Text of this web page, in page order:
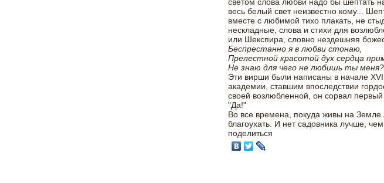
весь белый свет неизвестно кому...
вместе с любимой тихо плакать, не
нескладные, слова и стихи для
или Шекспира, словно нездешняя
Беспрестанно я в любви стонаю,
Прелестной красотой дух сердца
Не знаю для чего не любишь ты меня?
Эти вирши были написаны в начале
академии, ставшим впоследствии
своей возлюбленной, он сорвал
"Да!"
Во все времена, покуда живы на
благоухать. И нет садовника лучше, чем
поделиться